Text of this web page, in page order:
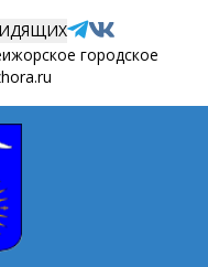
городское